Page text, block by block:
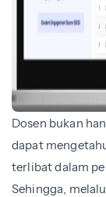
Dosen bukan
dapat
terlibat dalam
Sehingga,